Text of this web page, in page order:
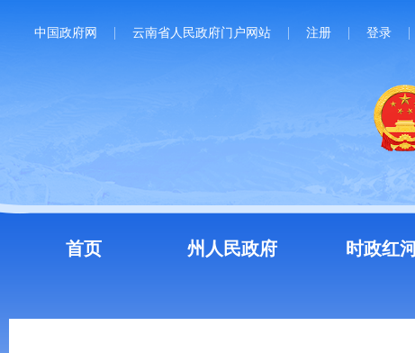
中国政府网 云南省人民政府门户网站 注册 登录
首页 州人民政府 时政红